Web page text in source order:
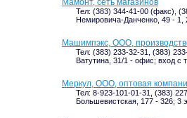
Мамонт, сеть магазинов
Тел: (383) 344-41-00 (факс),
Немировича-Данченко, 49 - 1,
Машимпэкс, ООО,
Тел: (383) 233-32-31, (383)
Ватутина, 31/1 - офис; вход с
Меркул, ООО, оптовая
Тел: 8-923-101-01-31, (383)
Большевистская, 177 - 326; 3